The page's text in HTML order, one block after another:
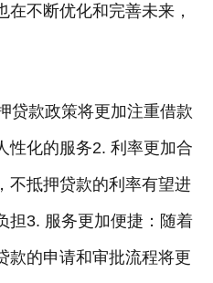
不断优化和完善未来，
贷款政策将更加注重借款
性化的服务2. 利率更加合
不抵押贷款的利率有望进
担3. 服务更加便捷：随着
款的申请和审批流程将更